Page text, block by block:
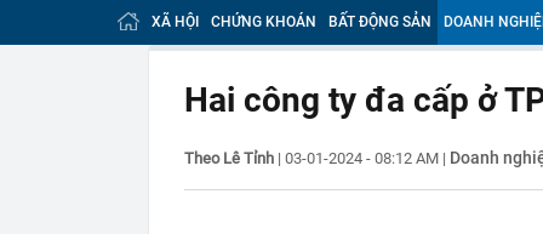
13:40
Không ngờ
của cả dân
'bia kèm lạc'
13:28
Vì sao giá kết
XÃ HỘI CHỨNG KHOÁN BẤT ĐỘNG SẢN DOANH
Hai công ty đa cấp ở
Theo Lê Tỉnh | 03-01-2024 - 08:12 AM | Doanh